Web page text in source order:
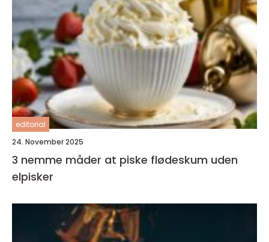
editorial
24. November 2025
3 nemme måder at piske flødeskum uden
elpisker